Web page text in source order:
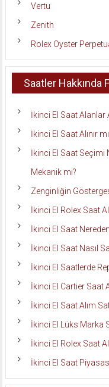
Vertu
Zenith
Rolex Oyster
Saatler Hakkında
İkinci El Saat Alanlar
İkinci El Saat Alınır
İkinci El Saat Seçimi
Mekanik mi?
Zenginliğin
İkinci El Rolex Saat
İkinci El Saat
İkinci El Saat Nasıl
İkinci El Saatlerde
İkinci El Cartier Saat
İkinci El Saat Alım
İkinci El Lüks Marka
İkinci El Rolex Saat
İkinci El Saat